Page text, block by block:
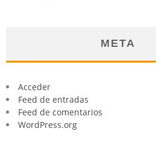
META
Acceder
Feed de entradas
Feed de comentarios
WordPress.org